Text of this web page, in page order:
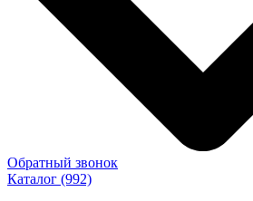
Обратный звонок
Каталог (992)